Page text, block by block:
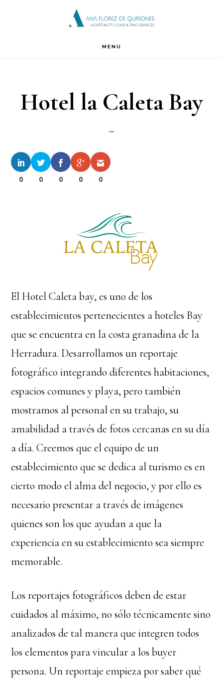
MENU
Hotel la Caleta Bay
0 0 0 0 0
El Hotel Caleta bay, es uno de los
establecimientos pertenecientes a hoteles Bay
que se encuentra en la costa granadina de la
Herradura. Desarrollamos un reportaje
fotográfico integrando diferentes habitaciones,
espacios comunes y playa, pero también
mostramos al personal en su trabajo, su
amabilidad a través de fotos cercanas en su día
a día. Creemos que el equipo de un
establecimiento que se dedica al turismo es en
cierto modo el alma del negocio, y por ello es
necesario presentar a través de imágenes
quienes son los que ayudan a que la
experiencia en su establecimiento sea siempre
memorable.
Los reportajes fotográficos deben de estar
cuidados al máximo, no sólo técnicamente sino
analizados de tal manera que integren todos
los elementos para vincular a los buyer
persona. Un reportaje empieza por saber qué